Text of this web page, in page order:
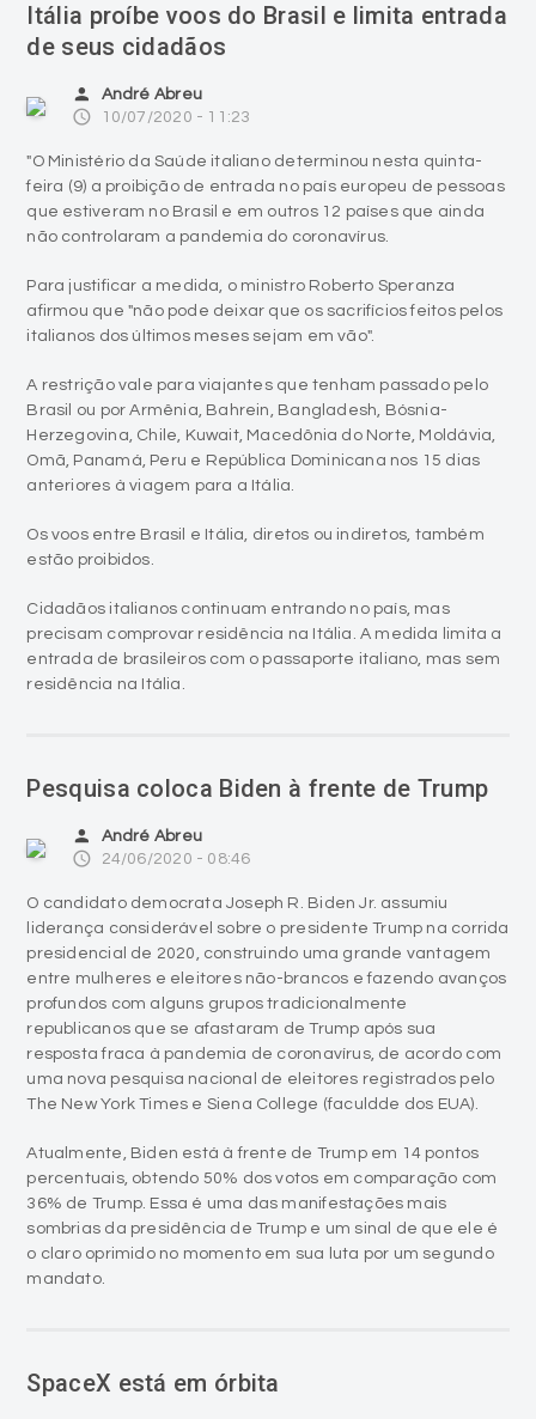
Itália proíbe voos do Brasil e limita entrada
de seus cidadãos
person André Abreu
access_time 10/07/2020 - 11:23
"O Ministério da Saúde italiano determinou nesta quinta-
feira (9) a proibição de entrada no país europeu de pessoas
que estiveram no Brasil e em outros 12 países que ainda
não controlaram a pandemia do coronavírus.
Para justificar a medida, o ministro Roberto Speranza
afirmou que "não pode deixar que os sacrifícios feitos pelos
italianos dos últimos meses sejam em vão".
A restrição vale para viajantes que tenham passado pelo
Brasil ou por Armênia, Bahrein, Bangladesh, Bósnia-
Herzegovina, Chile, Kuwait, Macedônia do Norte, Moldávia,
Omã, Panamá, Peru e República Dominicana nos 15 dias
anteriores à viagem para a Itália.
Os voos entre Brasil e Itália, diretos ou indiretos, também
estão proibidos.
Cidadãos italianos continuam entrando no país, mas
precisam comprovar residência na Itália. A medida limita a
entrada de brasileiros com o passaporte italiano, mas sem
residência na Itália.
Pesquisa coloca Biden à frente de Trump
person André Abreu
access_time 24/06/2020 - 08:46
O candidato democrata Joseph R. Biden Jr. assumiu
liderança considerável sobre o presidente Trump na corrida
presidencial de 2020, construindo uma grande vantagem
entre mulheres e eleitores não-brancos e fazendo avanços
profundos com alguns grupos tradicionalmente
republicanos que se afastaram de Trump após sua
resposta fraca à pandemia de coronavírus, de acordo com
uma nova pesquisa nacional de eleitores registrados pelo
The New York Times e Siena College (faculdde dos EUA).
Atualmente, Biden está à frente de Trump em 14 pontos
percentuais, obtendo 50% dos votos em comparação com
36% de Trump. Essa é uma das manifestações mais
sombrias da presidência de Trump e um sinal de que ele é
o claro oprimido no momento em sua luta por um segundo
mandato.
SpaceX está em órbita